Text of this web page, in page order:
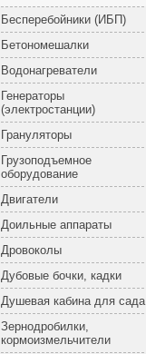
Бесперебойники (ИБП)
Бетономешалки
Водонагреватели
Генераторы
(электростанции)
Грануляторы
Грузоподъемное
оборудование
Двигатели
Доильные аппараты
Дровоколы
Дубовые бочки, кадки
Душевая кабина для сада
Зернодробилки,
кормоизмельчители